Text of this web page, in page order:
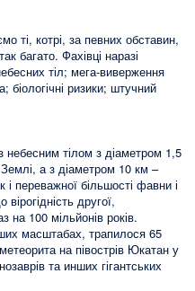
ті, котрі, за певних обставин,
багато. Фахівці наразі
тіл; мега-виверження
біологічні ризики; штучний
небесним тілом з діаметром 1,5
а з діаметром 10 км –
переважної більшості фавни і
другої,
на 100 мільйонів років.
масштабах, трапилося 65
на півострів Юкатан у
та инших гігантських